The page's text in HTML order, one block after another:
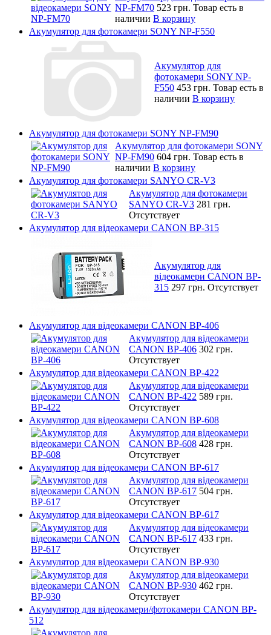
NP-FM70 523 грн. Товар есть в
наличии В корзину
Акумулятор для фотокамери SONY NP-F550
Акумулятор для
фотокамери SONY NP-
F550 453 грн. Товар есть в
наличии В корзину
Акумулятор для фотокамери SONY NP-FM90
Акумулятор для фотокамери SONY
NP-FM90 604 грн. Товар есть в
наличии В корзину
Акумулятор для фотокамери SANYO CR-V3
Акумулятор для фотокамери
SANYO CR-V3 281 грн.
Отсутствует
Акумулятор для відеокамери CANON BP-315
Акумулятор для
відеокамери CANON BP-
315 297 грн. Отсутствует
Акумулятор для відеокамери CANON BP-406
Акумулятор для відеокамери
CANON BP-406 302 грн.
Отсутствует
Акумулятор для відеокамери CANON BP-422
Акумулятор для відеокамери
CANON BP-422 589 грн.
Отсутствует
Акумулятор для відеокамери CANON BP-608
Акумулятор для відеокамери
CANON BP-608 428 грн.
Отсутствует
Акумулятор для відеокамери CANON BP-617
Акумулятор для відеокамери
CANON BP-617 504 грн.
Отсутствует
Акумулятор для відеокамери CANON BP-617
Акумулятор для відеокамери
CANON BP-617 433 грн.
Отсутствует
Акумулятор для відеокамери CANON BP-930
Акумулятор для відеокамери
CANON BP-930 462 грн.
Отсутствует
Акумулятор для відеокамери/фотокамери CANON BP-
512